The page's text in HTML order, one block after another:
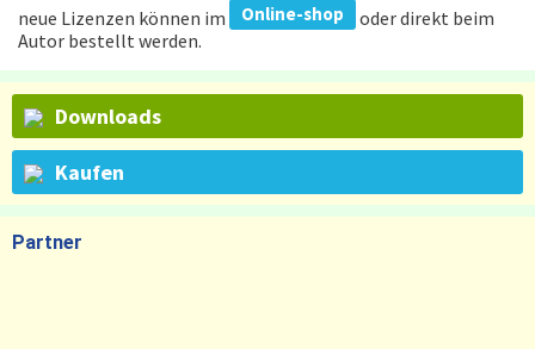
neue Lizenzen können im
Online-shop
oder direkt beim
Autor bestellt werden.
Downloads
Kaufen
Partner